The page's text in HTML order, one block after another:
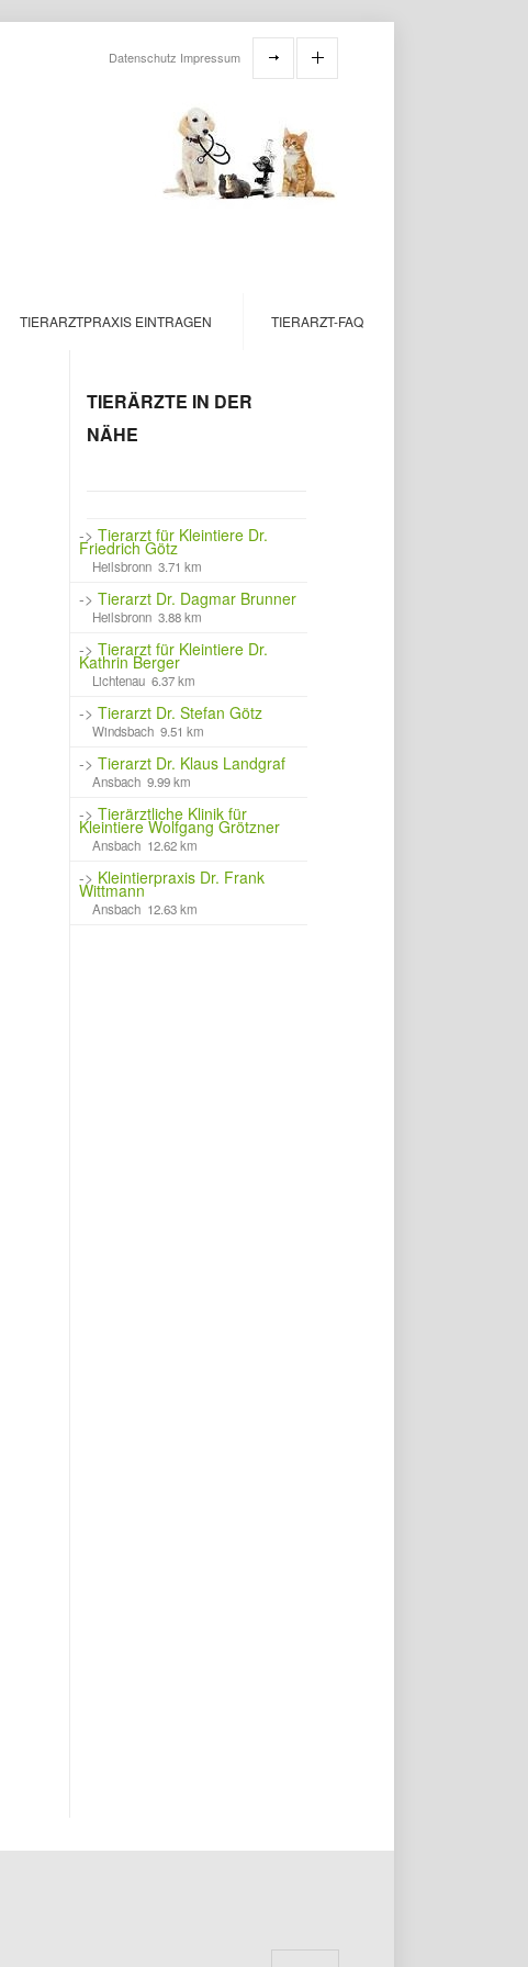
Datenschutz Impressum
TIERARZTPRAXIS EINTRAGEN TIERARZT-FAQ
TIERÄRZTE IN DER
NÄHE
->Tierarzt für Kleintiere Dr.
Friedrich Götz
Heilsbronn 3.71 km
->Tierarzt Dr. Dagmar Brunner
Heilsbronn 3.88 km
->Tierarzt für Kleintiere Dr.
Kathrin Berger
Lichtenau 6.37 km
->Tierarzt Dr. Stefan Götz
Windsbach 9.51 km
->Tierarzt Dr. Klaus Landgraf
Ansbach 9.99 km
->Tierärztliche Klinik für
Kleintiere Wolfgang Grötzner
Ansbach 12.62 km
-> Kleintierpraxis Dr. Frank
Wittmann
Ansbach 12.63 km